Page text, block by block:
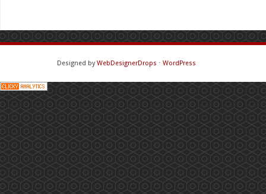
Designed byWebDesignerDrops ⋅ WordPress